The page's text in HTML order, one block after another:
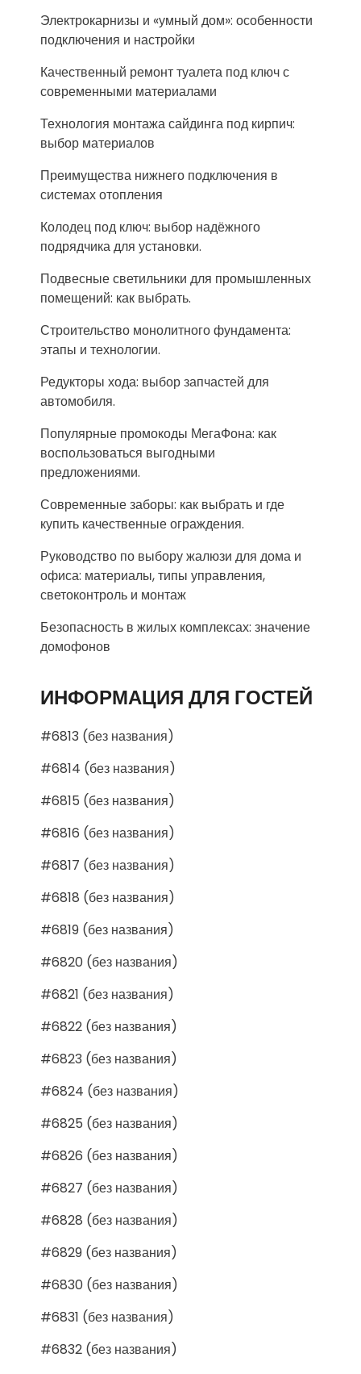
Электрокарнизы и «умный дом»: особенности
подключения и настройки
Качественный ремонт туалета под ключ с
современными материалами
Технология монтажа сайдинга под кирпич:
выбор материалов
Преимущества нижнего подключения в
системах отопления
Колодец под ключ: выбор надёжного
подрядчика для установки.
Подвесные светильники для промышленных
помещений: как выбрать.
Строительство монолитного фундамента:
этапы и технологии.
Редукторы хода: выбор запчастей для
автомобиля.
Популярные промокоды МегаФона: как
воспользоваться выгодными
предложениями.
Современные заборы: как выбрать и где
купить качественные ограждения.
Руководство по выбору жалюзи для дома и
офиса: материалы, типы управления,
светоконтроль и монтаж
Безопасность в жилых комплексах: значение
домофонов
ИНФОРМАЦИЯ ДЛЯ ГОСТЕЙ
#6813 (без названия)
#6814 (без названия)
#6815 (без названия)
#6816 (без названия)
#6817 (без названия)
#6818 (без названия)
#6819 (без названия)
#6820 (без названия)
#6821 (без названия)
#6822 (без названия)
#6823 (без названия)
#6824 (без названия)
#6825 (без названия)
#6826 (без названия)
#6827 (без названия)
#6828 (без названия)
#6829 (без названия)
#6830 (без названия)
#6831 (без названия)
#6832 (без названия)